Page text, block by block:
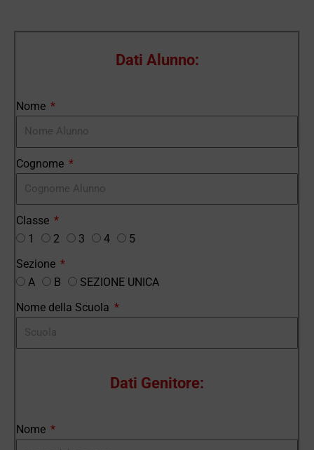
Dati Alunno:
Nome
Cognome
Classe
1
2 3 4
5
Sezione
A
B
SEZIONE UNICA
Nome della Scuola
Dati Genitore:
Nome